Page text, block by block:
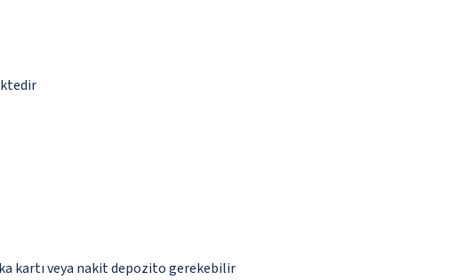
kartı veya nakit depozito gerekebilir